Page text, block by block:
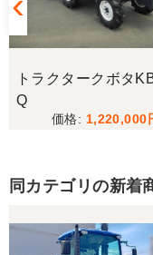
福岡県／中津
2025.6/14土
てもらいま
きてもらって
た。
福岡県／廣瀬
丁寧な対応
トラクタークボタ
Q
1,220,000
同カテゴリの新着